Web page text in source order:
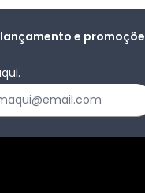
e